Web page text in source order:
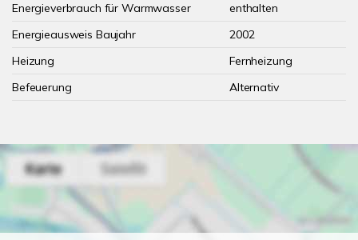
Energieverbrauch für Warmwasser
enthalten
Energieausweis Baujahr
2002
Heizung
Fernheizung
Befeuerung
Alternativ